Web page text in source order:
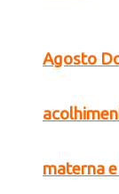
Agosto
materna